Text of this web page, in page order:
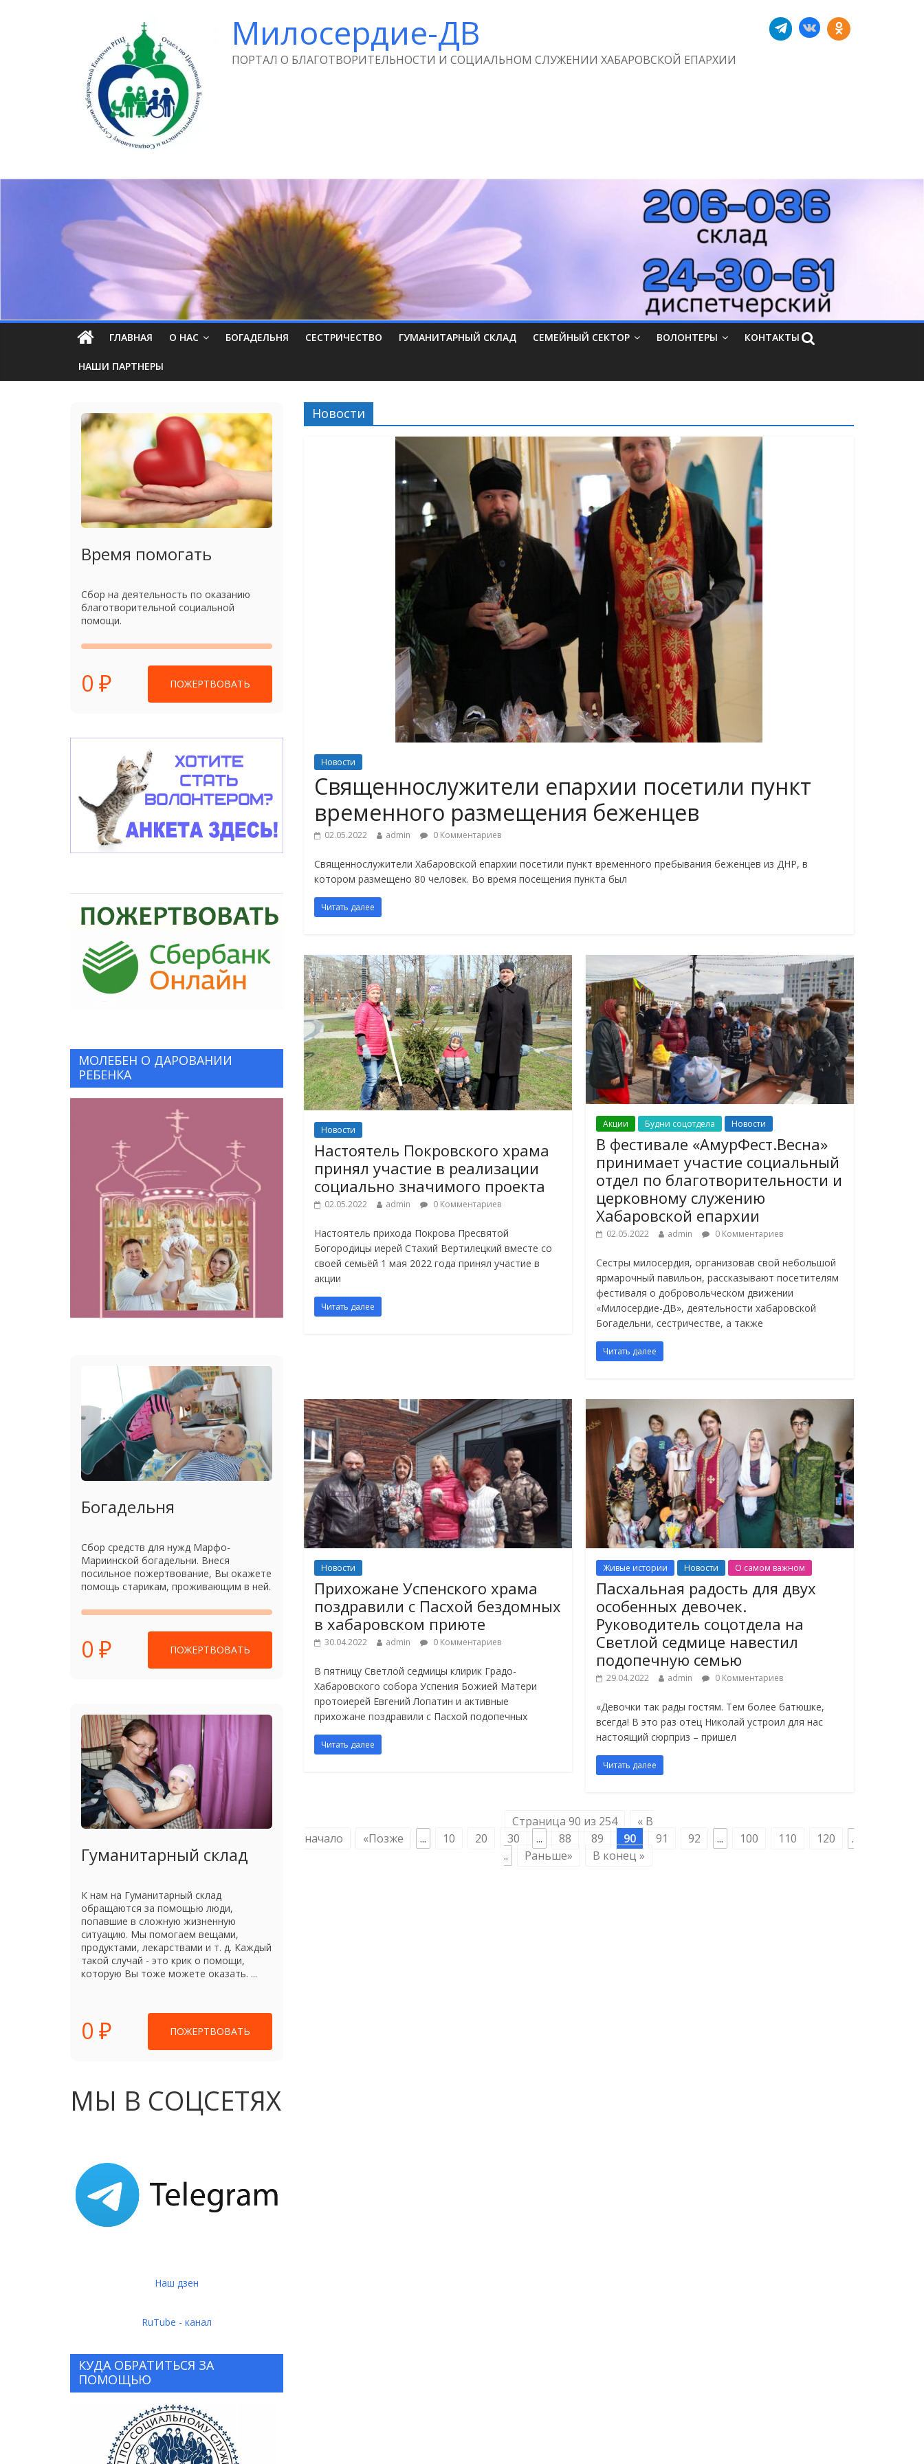
Милосердие-ДВ
ПОРТАЛ О БЛАГОТВОРИТЕЛЬНОСТИ И СОЦИАЛЬНОМ СЛУЖЕНИИ ХАБАРОВСКОЙ ЕПАРХИИ
ГЛАВНАЯ О НАС БОГАДЕЛЬНЯ СЕСТРИЧЕСТВО ГУМАНИТАРНЫЙ СКЛАД СЕМЕЙНЫЙ СЕКТОР ВОЛОНТЕРЫ КОНТАКТЫ
НАШИ ПАРТНЕРЫ
Новости
Новости
Священнослужители епархии посетили пункт
временного размещения беженцев
02.05.2022 admin 0 Комментариев
Священнослужители Хабаровской епархии посетили пункт временного пребывания беженцев из ДНР, в
котором размещено 80 человек. Во время посещения пункта был
Читать далее
Новости
Настоятель Покровского храма
принял участие в реализации
социально значимого проекта
02.05.2022 admin 0 Комментариев
Настоятель прихода Покрова Пресвятой
Богородицы иерей Стахий Вертилецкий вместе со
своей семьёй 1 мая 2022 года принял участие в
акции
Читать далее
Акции Будни соцотдела Новости
В фестивале «АмурФест.Весна»
принимает участие социальный
отдел по благотворительности и
церковному служению
Хабаровской епархии
02.05.2022 admin 0 Комментариев
Сестры милосердия, организовав свой небольшой
ярмарочный павильон, рассказывают посетителям
фестиваля о добровольческом движении
«Милосердие-ДВ», деятельности хабаровской
Богадельни, сестричестве, а также
Читать далее
Новости
Прихожане Успенского храма
поздравили с Пасхой бездомных
в хабаровском приюте
30.04.2022 admin 0 Комментариев
В пятницу Светлой седмицы клирик Градо-
Хабаровского собора Успения Божией Матери
протоиерей Евгений Лопатин и активные
прихожане поздравили с Пасхой подопечных
Читать далее
Живые истории Новости О самом важном
Пасхальная радость для двух
особенных девочек.
Руководитель соцотдела на
Светлой седмице навестил
подопечную семью
29.04.2022 admin 0 Комментариев
«Девочки так рады гостям. Тем более батюшке,
всегда! В это раз отец Николай устроил для нас
настоящий сюрприз – пришел
Читать далее
Страница 90 из 254
« В
начало
«Позже ... 10 20 30 ... 88 89 90 91 92 ... 100 110 120
.
..
Раньше» В конец »
Время помогать
Сбор на деятельность по оказанию
благотворительной социальной
помощи.
0 ₽ ПОЖЕРТВОВАТЬ
МОЛЕБЕН О ДАРОВАНИИ
РЕБЕНКА
Богадельня
Сбор средств для нужд Марфо-
Мариинской богадельни. Внеся
посильное пожертвование, Вы окажете
помощь старикам, проживающим в ней.
0 ₽ ПОЖЕРТВОВАТЬ
Гуманитарный склад
К нам на Гуманитарный склад
обращаются за помощью люди,
попавшие в сложную жизненную
ситуацию. Мы помогаем вещами,
продуктами, лекарствами и т. д. Каждый
такой случай - это крик о помощи,
которую Вы тоже можете оказать. ...
0 ₽ ПОЖЕРТВОВАТЬ
МЫ В СОЦСЕТЯХ
Наш дзен
RuTube - канал
КУДА ОБРАТИТЬСЯ ЗА
ПОМОЩЬЮ